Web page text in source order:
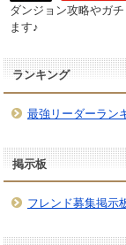
ダンジョン攻略やガ
ます♪
ランキング
最強リーダーラン
掲示板
フレンド募集掲示